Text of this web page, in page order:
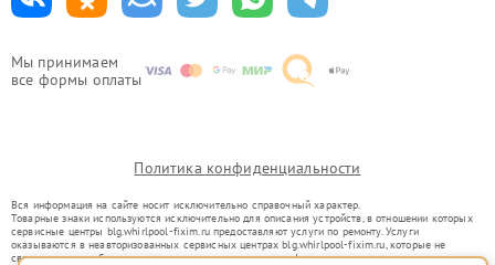
Мы принимаем
все формы оплаты
Политика конфиденциальности
Вся информация на сайте носит исключительно справочный характер.
Товарные знаки используются исключительно для описания устройств, в отношении которых
сервисные центры blg.whirlpool-fixim.ru предоставляют услуги по ремонту. Услуги
оказываются в неавторизованных сервисных центрах blg.whirlpool-fixim.ru, которые не
связаны с правообладателями товарных знаков или их официальными представителями.